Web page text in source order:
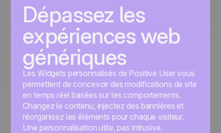
Dépassez les
expériences web
génériques
Les Widgets personnalisés de Positive User vous
permettent de concevoir des modifications de site
en temps réel basées sur les comportements.
Changez le contenu, injectez des bannières et
réorganisez les éléments pour chaque visiteur.
Une personnalisation utile, pas intrusive.